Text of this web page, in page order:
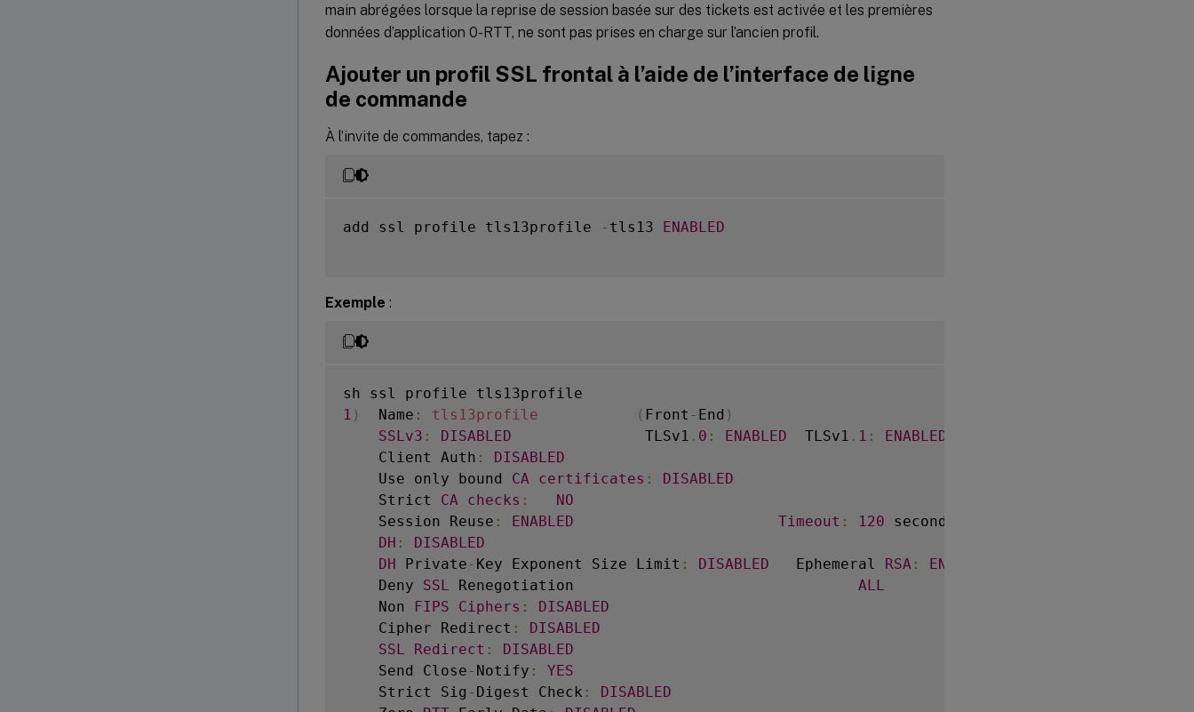
main abrégées lorsque la reprise de session basée sur des tickets est activée et les premières
données d’application 0-RTT, ne sont pas prises en charge sur l’ancien profil.
Ajouter un profil SSL frontal à l’aide de l’interface de ligne
de commande
À l’invite de commandes, tapez :
add ssl profile tls13profile - tls13 ENABLED
Exemple :
1 )
  Name
: tls13profile ( Front - End )
SSLv3 : DISABLED
               TLSv1
. 0 : ENABLED
  TLSv1
. 1 : ENABLED
    Client Auth
:
DISABLED
    Use only bound
CA certificates :
DISABLED
    Strict
CA checks :
NO
    Session Reuse
: ENABLED Timeout : 120 seconds
DH :
DISABLED
DH Private - Key Exponent Size Limit : DISABLED
   Ephemeral
RSA : ENABLED
    Deny
SSL Renegotiation ALL
    Non
FIPS Ciphers :
DISABLED
    Cipher Redirect
:
DISABLED
SSL
Redirect :
DISABLED
    Send Close
- Notify :
YES
    Strict Sig
- Digest Check :
DISABLED